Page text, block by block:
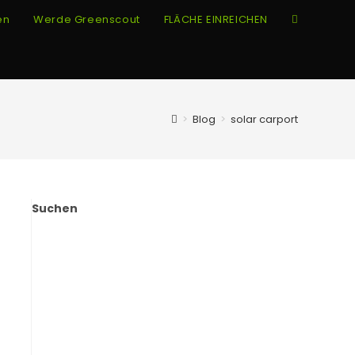
Werde Greenscout FLÄCHE EINREICHEN Website-
> Blog > solar carport
Suchen